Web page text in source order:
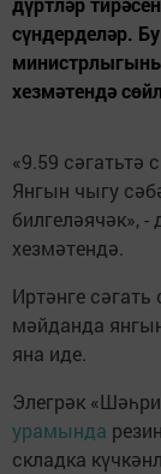
сүндерделәр.
хезмәтендә
«9.59 сәгатьтә
Янгын чыгу
билгеләячәк»,
хезмәтендә.
Иртәнге
мәйданда
яна иде.
Элегрәк
урамында
складка